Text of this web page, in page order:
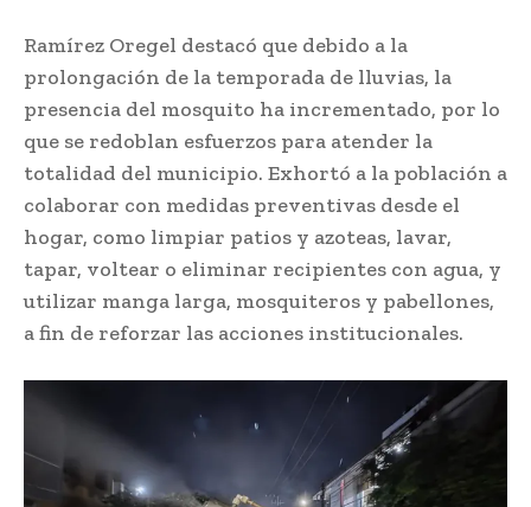
Ramírez Oregel destacó que debido a la
prolongación de la temporada de lluvias, la
presencia del mosquito ha incrementado, por lo
que se redoblan esfuerzos para atender la
totalidad del municipio. Exhortó a la población a
colaborar con medidas preventivas desde el
hogar, como limpiar patios y azoteas, lavar,
tapar, voltear o eliminar recipientes con agua, y
utilizar manga larga, mosquiteros y pabellones,
a fin de reforzar las acciones institucionales.